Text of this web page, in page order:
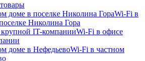
Wi-Fi в
Николина Гора
Wi-Fi в офисе
Wi-Fi в частном